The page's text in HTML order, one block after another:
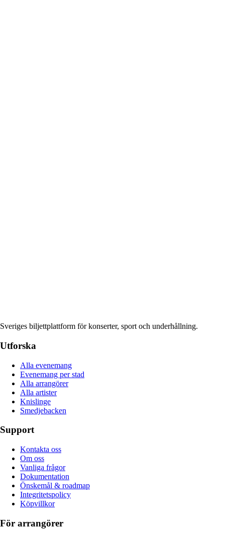
Sveriges biljettplattform för konserter, sport och underhållning.
Utforska
Alla evenemang
Evenemang per stad
Alla arrangörer
Alla artister
Knislinge
Smedjebacken
Support
Kontakta oss
Om oss
Vanliga frågor
Dokumentation
Önskemål & roadmap
Integritetspolicy
Köpvillkor
För arrangörer